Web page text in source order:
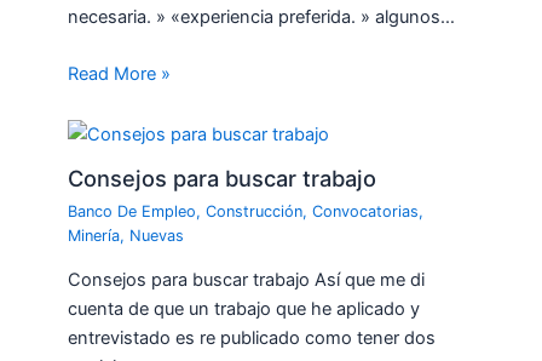
necesaria. » «experiencia preferida. » algunos…
Read More »
Consejos para buscar trabajo
Banco De Empleo,Construcción,Convocatorias,
Minería, Nuevas
Consejos para buscar trabajo Así que me di
cuenta de que un trabajo que he aplicado y
entrevistado es re publicado como tener dos